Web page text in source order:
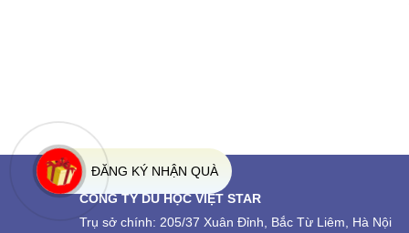
CÔNG TY DU HỌC VIỆT STAR
Trụ sở chính: 205/37 Xuân Đỉnh, Bắc Từ Liêm, Hà Nội
ĐĂNG KÝ NHẬN QUÀ